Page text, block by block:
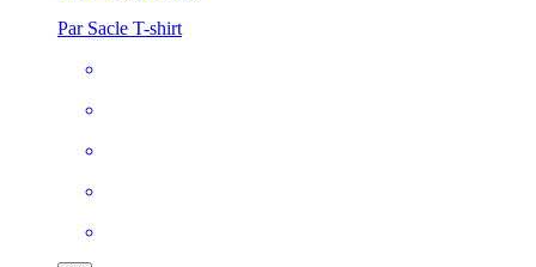
Par Sacle T-shirt